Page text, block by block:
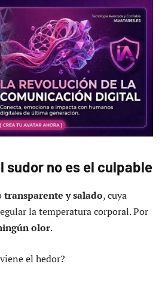
sudor no es el culpable
transparente y salado, cuya
la temperatura corporal. Por
olor.
el hedor?